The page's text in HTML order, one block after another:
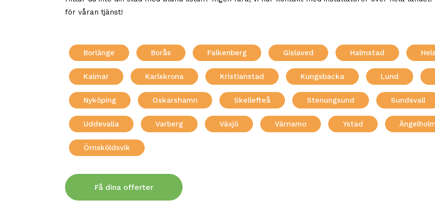
för våran tjänst!
Borlänge Borås Falkenberg Gislaved Halmstad
Kalmar Karlskrona Kristianstad Kungsbacka Lund
Nyköping Oskarshamn Skellefteå Stenungsund Sundsvall
Uddevalla Varberg Växjö Värnamo Ystad
Örnsköldsvik
Få dina offerter